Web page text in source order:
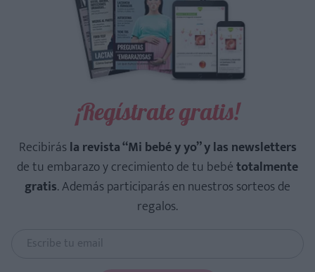
¡Regístrate gratis!
Recibirásla revista “Mi bebé y yo” y las newsletters
de tu embarazo y crecimiento de tu bebétotalmente
gratis. Además participarás en nuestros sorteos de
regalos.